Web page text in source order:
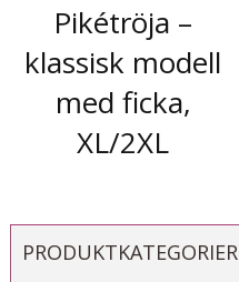
Pikétröja –
klassisk modell
med ficka,
XL/2XL
PRODUKTKATEGORIER